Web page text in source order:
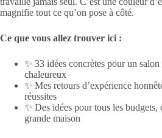
magnifie tout ce qu’on pose à côté.
Ce que vous allez trouver ici :
✨ 33 idées concrètes pour un
chaleureux
✨ Mes retours d’expérience
réussites
✨ Des idées pour tous les budgets,
grande maison